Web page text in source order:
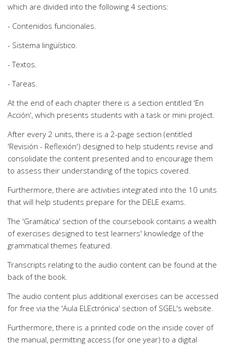
which are divided into the following 4 sections:
- Contenidos funcionales.
- Sistema lingüístico.
- Textos.
- Tareas.
At the end of each chapter there is a section entitled 'En
Acción', which presents students with a task or mini project.
After every 2 units, there is a 2-page section (entitled
'Revisión - Reflexión') designed to help students revise and
consolidate the content presented and to encourage them
to assess their understanding of the topics covered.
Furthermore, there are activities integrated into the 10 units
that will help students prepare for the DELE exams.
The 'Gramática' section of the coursebook contains a wealth
of exercises designed to test learners' knowledge of the
grammatical themes featured.
Transcripts relating to the audio content can be found at the
back of the book.
The audio content plus additional exercises can be accessed
for free via the 'Aula ELEctrónica' section of SGEL's website.
Furthermore, there is a printed code on the inside cover of
the manual, permitting access (for one year) to a digital